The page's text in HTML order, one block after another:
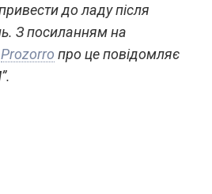
до ладу після
З посиланням на
Prozorro про це повідомляє